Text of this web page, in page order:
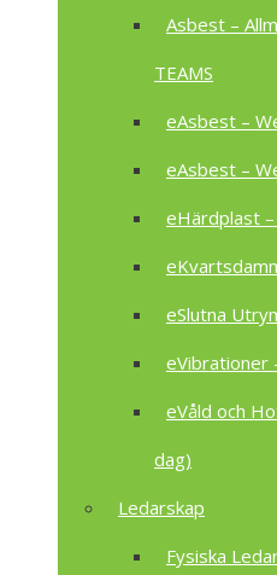
Asbest –
TEAMS
eAsbest –
eAsbest –
eHärdplast
eSlutna
eVibrationer
eVåld och
dag)
Ledarskap
Fysiska